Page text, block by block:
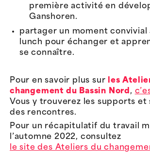
première activité en
Ganshoren.
partager un moment convivial
lunch pour échanger et
se connaître.
Pour en savoir plus sur
les
changement du Bassin Nord,
Vous y trouverez les supports et
des rencontres.
Pour un récapitulatif du travail
l’automne 2022, consultez
le site des Ateliers du